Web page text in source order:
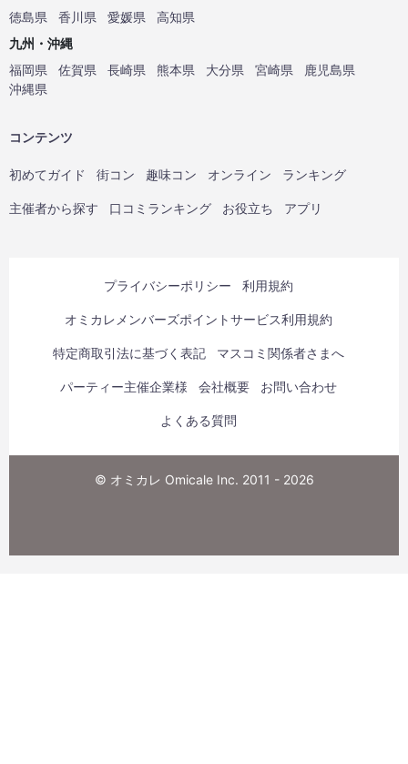
徳島県
香川県 愛媛県
高知県
九州・沖縄
福岡県
佐賀県 長崎県 熊本県 大分県 宮崎県
鹿児島県
沖縄県
コンテンツ
初めてガイド 街コン 趣味コン オンライン ランキング
主催者から探す 口コミランキング お役立ち アプリ
プライバシーポリシー 利用規約
オミカレメンバーズポイントサービス利用規約
特定商取引法に基づく表記 マスコミ関係者さまへ
パーティー主催企業様 会社概要 お問い合わせ
よくある質問
© オミカレ Omicale Inc. 2011 - 2026